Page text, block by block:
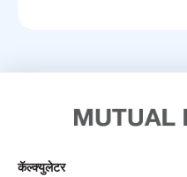
कॅल्क्युलेटर